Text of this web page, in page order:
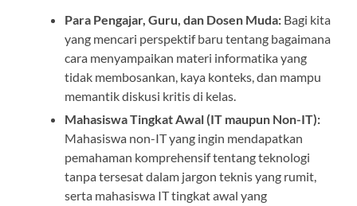
Para Pengajar, Guru, dan Dosen Muda: Bagi kita
yang mencari perspektif baru tentang bagaimana
cara menyampaikan materi informatika yang
tidak membosankan, kaya konteks, dan mampu
memantik diskusi kritis di kelas.
Mahasiswa Tingkat Awal (IT maupun Non-IT):
Mahasiswa non-IT yang ingin mendapatkan
pemahaman komprehensif tentang teknologi
tanpa tersesat dalam jargon teknis yang rumit,
serta mahasiswa IT tingkat awal yang